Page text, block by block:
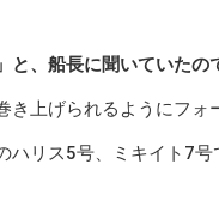
と、船長に聞いていたの
き上げられるようにフォ
ハリス5号、ミキイト7